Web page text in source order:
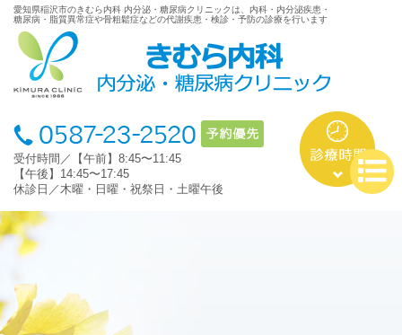
愛知県稲沢市のきむら内科 内分泌・糖尿病クリニックは、内科・内分泌疾患・
糖尿病・脂質異常症や骨粗鬆症などの代謝疾患・検診・予防の診療を行います
受付時間／【午前】8:45〜11:45
【午後】14:45〜17:45
休診日／木曜・日曜・祝祭日・土曜午後